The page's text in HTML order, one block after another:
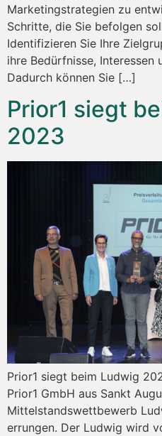
Marketingstrategien zu
Schritte, die Sie befolgen
Identifizieren Sie Ihre
ihre Bedürfnisse, Interessen
Dadurch können Sie […]
Prior1 siegt
2023
Prior1 siegt beim Ludwig
Prior1 GmbH aus Sankt
Mittelstandswettbewerb
errungen. Der Ludwig wird